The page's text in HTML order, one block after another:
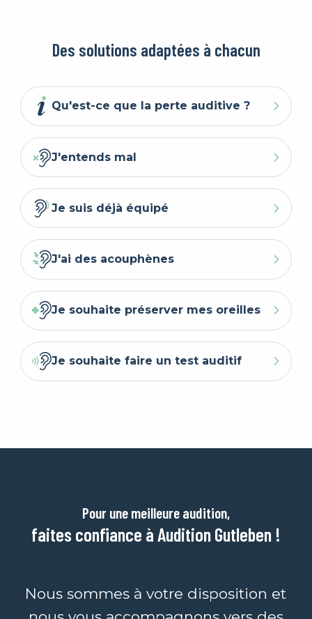
Des solutions adaptées à chacun
Qu'est-ce que la perte auditive ?
J'entends mal
Je suis déjà équipé
J'ai des acouphènes
Je souhaite préserver mes oreilles
Je souhaite faire un test auditif
Pour une meilleure audition,
faites confiance à Audition Gutleben !
Nous sommes à votre disposition et